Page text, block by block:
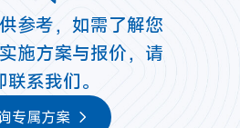
参考，如需了解您
施方案与报价，请
联系我们。
专属方案